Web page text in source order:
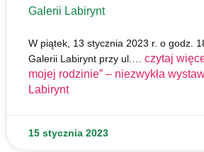
Galerii Labirynt
W piątek, 13 stycznia 2023 r. o godz.
Galerii Labirynt przy ul.… czytaj
mojej rodzinie” – niezwykła
Labirynt
15 stycznia 2023